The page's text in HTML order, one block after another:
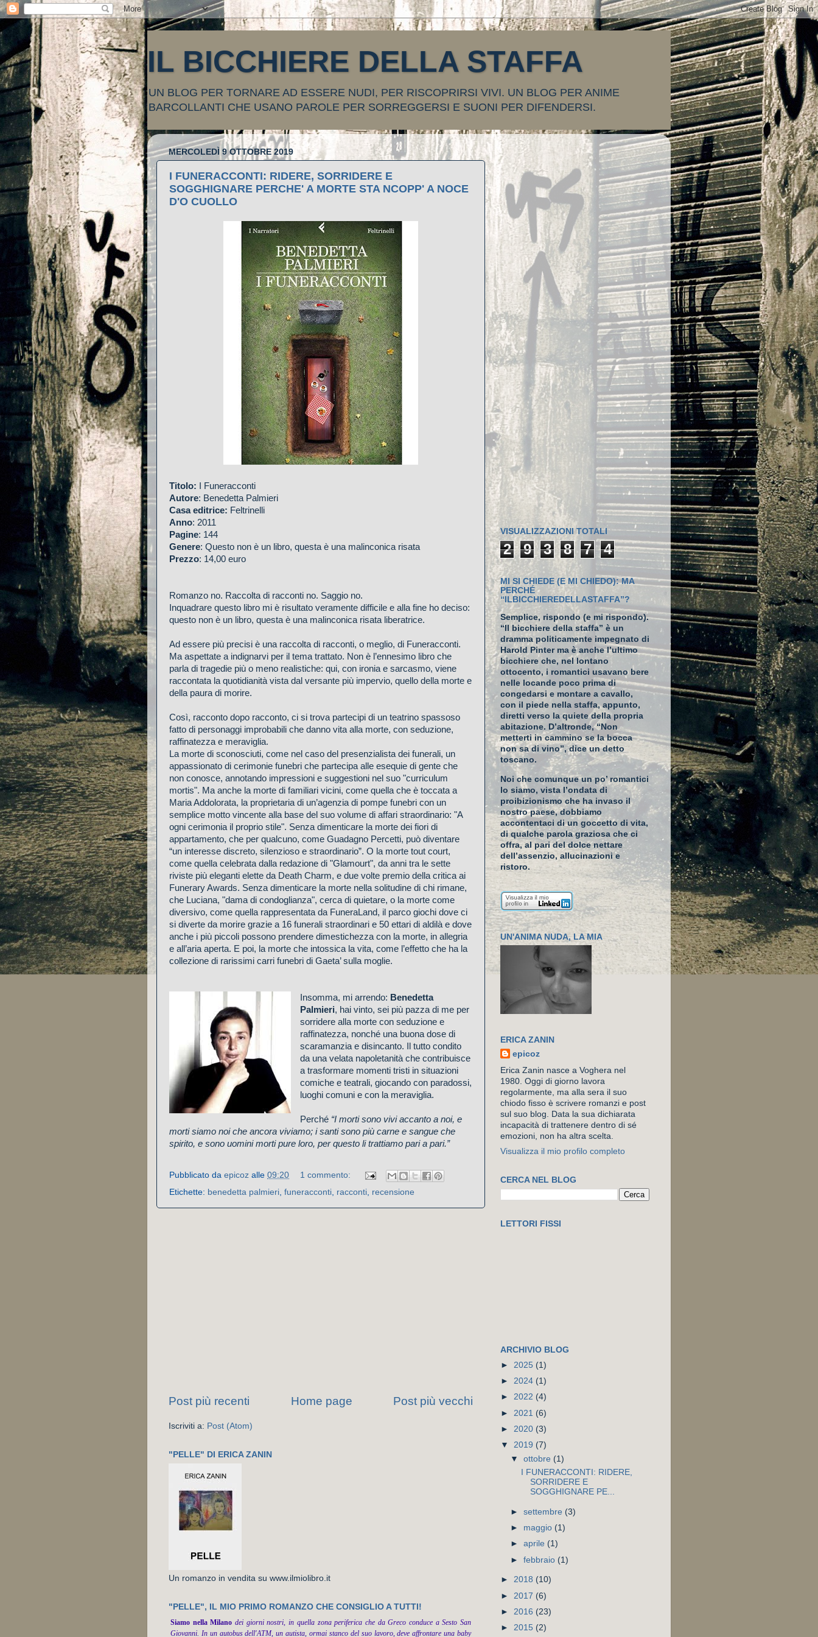
IL BICCHIERE DELLA STAFFA
UN BLOG PER TORNARE AD ESSERE NUDI, PER RISCOPRIRSI VIVI. UN BLOG PER ANIME
BARCOLLANTI CHE USANO PAROLE PER SORREGGERSI E SUONI PER DIFENDERSI.
MERCOLEDÌ 9 OTTOBRE 2019
I FUNERACCONTI: RIDERE, SORRIDERE E
SOGGHIGNARE PERCHE' A MORTE STA NCOPP' A NOCE
D'O CUOLLO
Titolo: I Funeracconti
Autore: Benedetta Palmieri
Casa editrice: Feltrinelli
Anno: 2011
Pagine: 144
Genere: Questo non è un libro, questa è una malinconica risata
Prezzo: 14,00 euro
Romanzo no. Raccolta di racconti no. Saggio no.
Inquadrare questo libro mi è risultato veramente difficile e alla fine ho deciso:
questo non è un libro, questa è una malinconica risata liberatrice.
Ad essere più precisi è una raccolta di racconti, o meglio, di Funeracconti.
Ma aspettate a indignarvi per il tema trattato. Non è l’ennesimo libro che
parla di tragedie più o meno realistiche: qui, con ironia e sarcasmo, viene
raccontata la quotidianità vista dal versante più impervio, quello della morte e
della paura di morire.
Così, racconto dopo racconto, ci si trova partecipi di un teatrino spassoso
fatto di personaggi improbabili che danno vita alla morte, con seduzione,
raffinatezza e meraviglia.
La morte di sconosciuti, come nel caso del presenzialista dei funerali, un
appassionato di cerimonie funebri che partecipa alle esequie di gente che
non conosce, annotando impressioni e suggestioni nel suo "curriculum
mortis". Ma anche la morte di familiari vicini, come quella che è toccata a
Maria Addolorata, la proprietaria di un’agenzia di pompe funebri con un
semplice motto vincente alla base del suo volume di affari straordinario: "A
ogni cerimonia il proprio stile". Senza dimenticare la morte dei fiori di
appartamento, che per qualcuno, come Guadagno Percetti, può diventare
“un interesse discreto, silenzioso e straordinario”. O la morte tout court,
come quella celebrata dalla redazione di "Glamourt", da anni tra le sette
riviste più eleganti elette da Death Charm, e due volte premio della critica ai
Funerary Awards. Senza dimenticare la morte nella solitudine di chi rimane,
che Luciana, "dama di condoglianza", cerca di quietare, o la morte come
diversivo, come quella rappresentata da FuneraLand, il parco giochi dove ci
si diverte da morire grazie a 16 funerali straordinari e 50 ettari di aldilà e dove
anche i più piccoli possono prendere dimestichezza con la morte, in allegria
e all’aria aperta. E poi, la morte che intossica la vita, come l’effetto che ha la
collezione di rarissimi carri funebri di Gaeta’ sulla moglie.
Insomma, mi arrendo: Benedetta
Palmieri, hai vinto, sei più pazza di me per
sorridere alla morte con seduzione e
raffinatezza, nonché una buona dose di
scaramanzia e disincanto. Il tutto condito
da una velata napoletanità che contribuisce
a trasformare momenti tristi in situazioni
comiche e teatrali, giocando con paradossi,
luoghi comuni e con la meraviglia.
Perché “I morti sono vivi accanto a noi, e
morti siamo noi che ancora viviamo; i santi sono più carne e sangue che
spirito, e sono uomini morti pure loro, per questo li trattiamo pari a pari.”
Pubblicato da epicoz alle 09:20
1 commento:
Etichette: benedetta palmieri, funeracconti, racconti, recensione
Post più recenti Post più vecchi
Home page
Iscriviti a: Post (Atom)
"PELLE" DI ERICA ZANIN
Un romanzo in vendita su www.ilmiolibro.it
"PELLE", IL MIO PRIMO ROMANZO CHE CONSIGLIO A TUTTI!
Siamo nella Milanodei giorni nostri, in quella zona periferica che da Greco conduce a Sesto San
Giovanni. In un autobus dell'ATM, un autista, ormai stanco del suo lavoro, deve affrontare una baby
VISUALIZZAZIONI TOTALI
2 9 3 8 7 4
MI SI CHIEDE (E MI CHIEDO): MA
PERCHÉ
“ILBICCHIEREDELLASTAFFA”?
Semplice, rispondo (e mi rispondo).
“Il bicchiere della staffa” è un
dramma politicamente impegnato di
Harold Pinter ma è anche l’ultimo
bicchiere che, nel lontano
ottocento, i romantici usavano bere
nelle locande poco prima di
congedarsi e montare a cavallo,
con il piede nella staffa, appunto,
diretti verso la quiete della propria
abitazione. D’altronde, “Non
metterti in cammino se la bocca
non sa di vino”, dice un detto
toscano.
Noi che comunque un po’ romantici
lo siamo, vista l’ondata di
proibizionismo che ha invaso il
nostro paese, dobbiamo
accontentaci di un goccetto di vita,
di qualche parola graziosa che ci
offra, al pari del dolce nettare
dell’assenzio, allucinazioni e
ristoro.
UN'ANIMA NUDA, LA MIA
ERICA ZANIN
epicoz
Erica Zanin nasce a Voghera nel
1980. Oggi di giorno lavora
regolarmente, ma alla sera il suo
chiodo fisso è scrivere romanzi e post
sul suo blog. Data la sua dichiarata
incapacità di trattenere dentro di sé
emozioni, non ha altra scelta.
Visualizza il mio profilo completo
CERCA NEL BLOG
LETTORI FISSI
ARCHIVIO BLOG
► 2025 (1)
► 2024 (1)
► 2022 (4)
► 2021 (6)
► 2020 (3)
▼ 2019 (7)
▼ottobre (1)
I FUNERACCONTI: RIDERE,
SORRIDERE E
SOGGHIGNARE PE...
►settembre (3)
► maggio (1)
►aprile (1)
►febbraio (1)
► 2018 (10)
► 2017 (6)
► 2016 (23)
► 2015 (2)